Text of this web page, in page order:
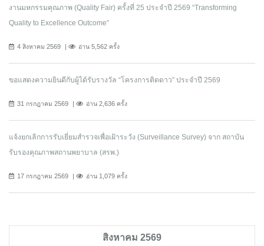
งานมหกรรมคุณภาพ (Quality Fair) ครั้งที่ 25 ประจำปี 2569 “Transforming
Quality to Excellence Outcome”
4 สิงหาคม 2569 อ่าน 5,562 ครั้ง
ขอแสดงความยินดีกับผู้ได้รับรางวัล “โครงการติดดาว” ประจำปี 2569
31 กรกฎาคม 2569 อ่าน 2,636 ครั้ง
แจ้งยกเลิกการรับเยี่ยมสำรวจเพื่อเฝ้าระวัง (Surveillance Survey) จาก สถาบัน
รับรองคุณภาพสถานพยาบาล (สรพ.)
17 กรกฎาคม 2569 อ่าน 1,079 ครั้ง
สิงหาคม 2569